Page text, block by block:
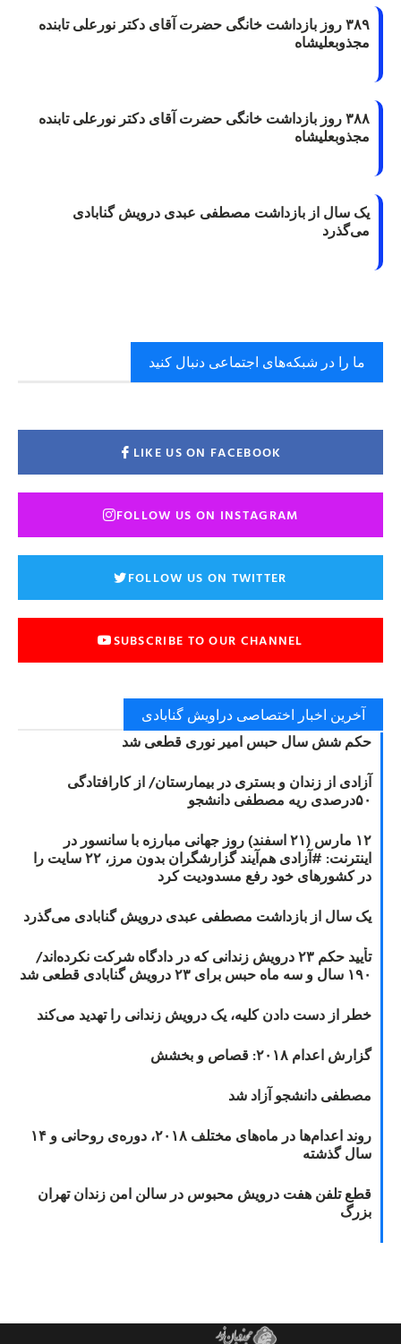
۳۸۹ روز بازداشت خانگی حضرت آقای دکتر نورعلی تابنده
مجذوبعلیشاه
۳۸۸ روز بازداشت خانگی حضرت آقای دکتر نورعلی تابنده
مجذوبعلیشاه
یک سال از بازداشت مصطفی عبدی درویش گنابادی
می‌گذرد
ما را در شبکه‌های اجتماعی دنبال کنید
LIKE US ON FACEBOOK
FOLLOW US ON INSTAGRAM
FOLLOW US ON TWITTER
SUBSCRIBE TO OUR CHANNEL
آخرین اخبار اختصاصی دراویش گنابادی
حکم شش سال حبس امیر نوری قطعی شد
آزادی از زندان و بستری در بیمارستان/ از کارافتادگی
۵۰درصدی ریه مصطفی دانشجو
۱۲ مارس (۲۱ اسفند) روز جهانی مبارزه با سانسور در
اینترنت: #آزادی هم‌آیند گزارشگران‌ بدون مرز، ۲۲ سایت را
در کشورهای خود رفع مسدودیت کرد
یک سال از بازداشت مصطفی عبدی درویش گنابادی می‌گذرد
تأیید حکم ۲۳ درویش زندانی که در دادگاه شرکت نکرده‌اند/
۱۹۰ سال و سه ماه حبس برای ۲۳ درویش گنابادی قطعی شد
خطر از دست دادن کلیه، یک درویش زندانی را تهدید می‌کند
گزارش اعدام ۲۰۱۸: قصاص و بخشش
مصطفی دانشجو آزاد شد
روند اعدام‌ها در ماه‌های مختلف ۲۰۱۸، دوره‌ی روحانی و ۱۴
سال گذشته
قطع تلفن هفت درویش محبوس در سالن امن زندان تهران
بزرگ